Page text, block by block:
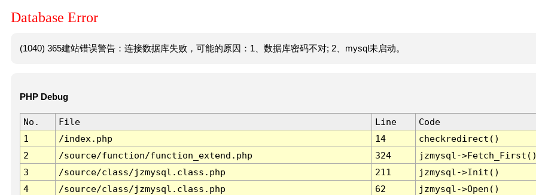
Database Error
(1040) 365建站错误警告：连接数据库失败，可能的原因：1、数据库密码不对; 2、mysql未启动。
PHP Debug
No. File Line
Code
1
/index.php 14
checkredirect()
2
/source/function/function_extend.php 324
jzmysql-
3
/source/class/jzmysql.class.php 211
jzmysql->Init()
4
/source/class/jzmysql.class.php 62
jzmysql->Open()